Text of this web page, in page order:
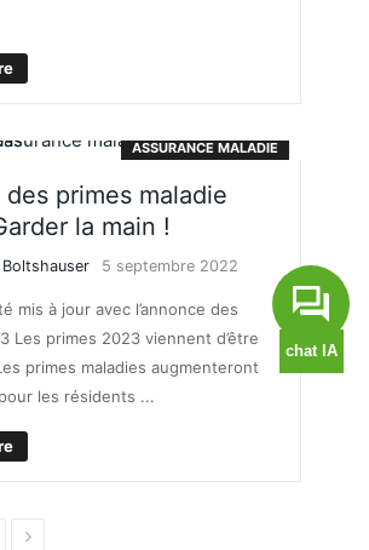
ASSURANCE MALADIE
des primes maladie
la main !
5 septembre 2022
mis à jour avec l’annonce des
Les primes 2023 viennent d’être
primes maladies augmenteront
les résidents ...